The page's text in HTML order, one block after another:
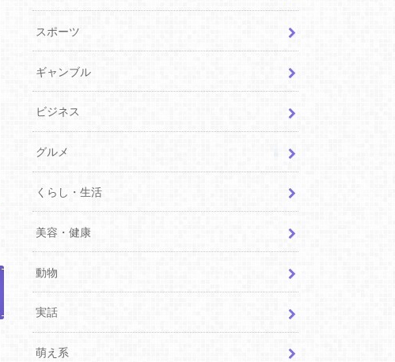
スポーツ
ギャンブル
ビジネス
グルメ
くらし・生活
美容・健康
動物
実話
萌え系